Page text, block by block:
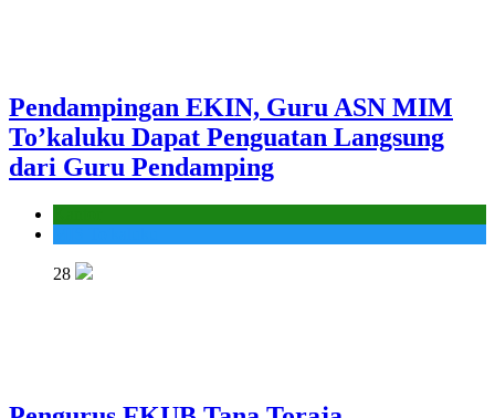
Pendampingan EKIN, Guru ASN MIM
To’kaluku Dapat Penguatan Langsung
dari Guru Pendamping
28